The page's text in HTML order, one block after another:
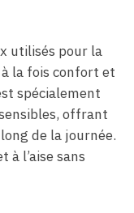
utilisés pour la
la fois confort et
spécialement
offrant
de la journée.
à l’aise sans